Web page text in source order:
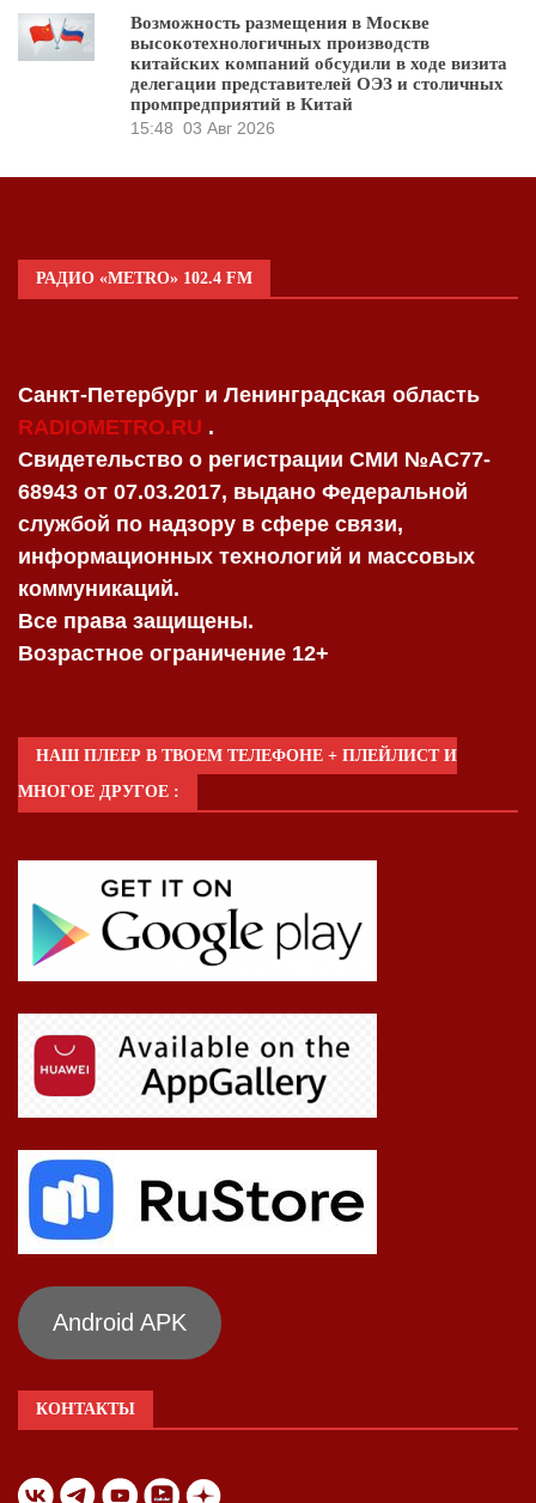
Возможность размещения в Москве
высокотехнологичных производств
китайских компаний обсудили в ходе визита
делегации представителей ОЭЗ и столичных
промпредприятий в Китай
15:48 03 Авг 2026
РАДИО «METRO» 102.4 FM
Санкт-Петербург и Ленинградская область
RADIOMETRO.RU .
Свидетельство о регистрации СМИ №AC77-
68943 от 07.03.2017, выдано Федеральной
службой по надзору в сфере связи,
информационных технологий и массовых
коммуникаций.
Все права защищены.
Возрастное ограничение 12+
НАШ ПЛЕЕР В ТВОЕМ ТЕЛЕФОНЕ + ПЛЕЙЛИСТ И
МНОГОЕ ДРУГОЕ :
Android APK
КОНТАКТЫ